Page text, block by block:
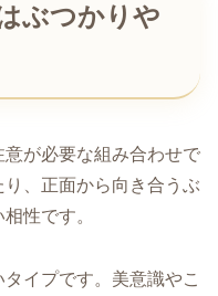
ぶつかりや
が必要な組み合わせで
、正面から向き合うぶ
性です。
イプです。美意識やこ